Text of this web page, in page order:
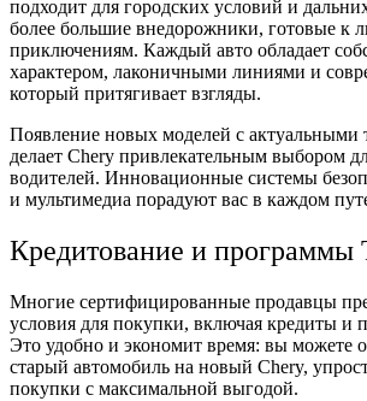
подходит для городских условий и
более большие внедорожники, готовые к
приключениям. Каждый авто обладает
характером, лаконичными линиями и
который притягивает взгляды.
Появление новых моделей с актуальными
делает Chery привлекательным выбором
водителей. Инновационные системы
и мультимедиа порадуют вас в каждом
Кредитование и программы
Многие сертифицированные продавцы
условия для покупки, включая кредиты и
Это удобно и экономит время: вы можете
старый автомобиль на новый Chery,
покупки с максимальной выгодой.